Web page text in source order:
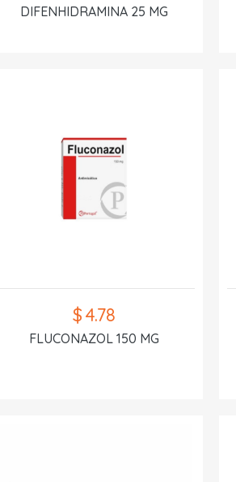
DIFENHIDRAMINA 25 MG
$ 4.78
FLUCONAZOL 150 MG